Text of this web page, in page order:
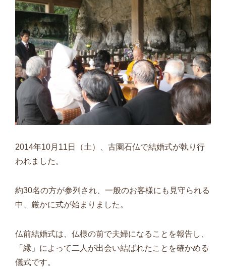
2014年10月11日（土）、古園石仏で結婚式が執り行
われました。
約30名の方が参列され、一般のお客様にも見守られる
中、厳かに式が始まりました。
仏前結婚式は、仏様の前で夫婦になることを報告し、
「縁」によって二人が出会い結ばれたことを確かめる
儀式です。